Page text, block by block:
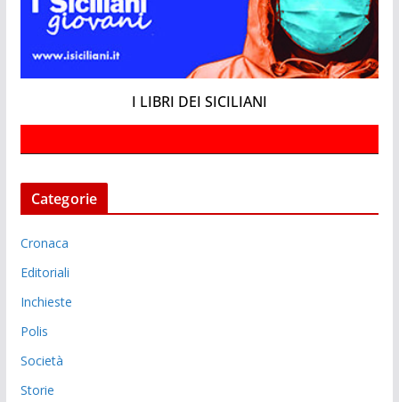
I LIBRI DEI SICILIANI
Categorie
Cronaca
Editoriali
Inchieste
Polis
Società
Storie